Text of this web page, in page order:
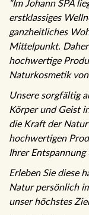
"Im Johann SPA
erstklassiges
ganzheitliches
Mittelpunkt.
hochwertige
Naturkosmetik von
Unsere sorgfältig
Körper und Geist
die Kraft der
hochwertigen
Ihrer
Erleben Sie diese
Natur persönlich
unser höchstes